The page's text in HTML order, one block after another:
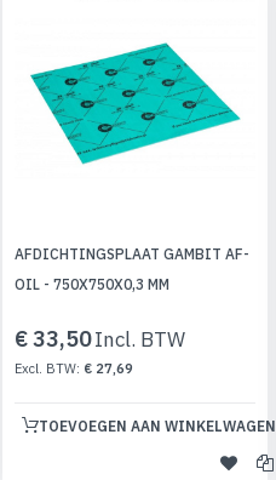
AFDICHTINGSPLAAT GAMBIT AF-
OIL - 750X750X0,3 MM
€ 33,50
€ 27,69
TOEVOEGEN AAN WINKELWAGEN